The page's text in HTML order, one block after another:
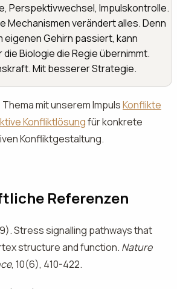
Perspektivwechsel, Impulskontrolle.
Mechanismen verändert alles. Denn
eigenen Gehirn passiert, kann
Biologie die Regie übernimmt.
Mit besserer Strategie.
mit unserem ImpulsKonflikte
Konfliktlösungfür konkrete
Konfliktgestaltung.
Referenzen
Stress signalling pathways that
structure and function. Nature
, 10(6), 410-422.